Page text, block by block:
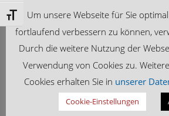
Schrift vergrößern
Abschlussfahrt Berlin 2026
Um unsere Webseite für Sie
fortlaufend verbessern zu können,
Durch die weitere Nutzung der
Verwendung von Cookies zu.
Cookies erhalten Sie in unserer
Cookie-Einstellungen